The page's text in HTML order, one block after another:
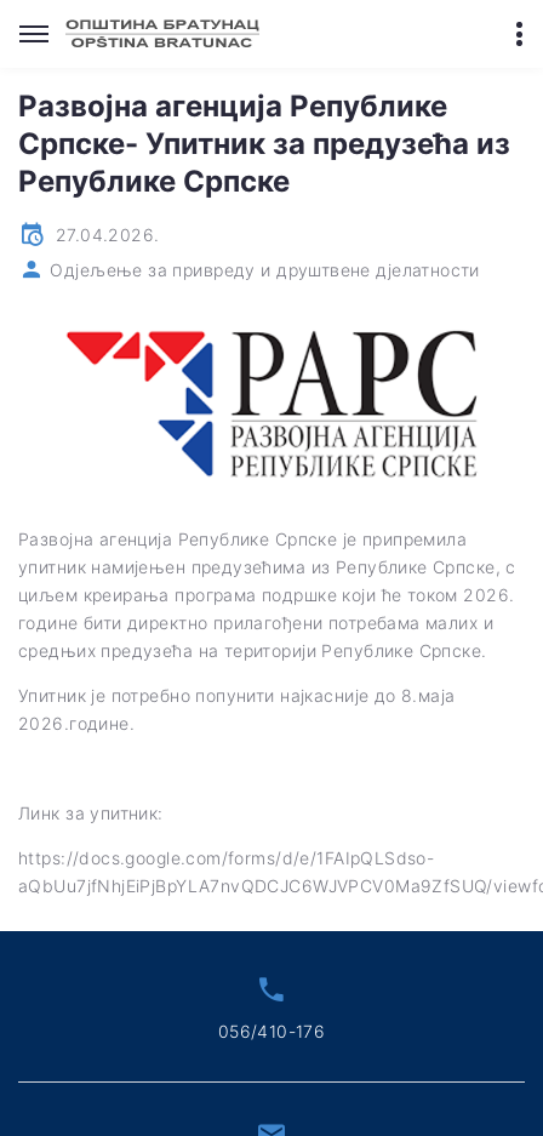
Развојна агенција Републике
Српске- Упитник за предузећа из
Републике Српске
27.04.2026.
Одјељење за привреду и друштвене дјелатности
Развојна агенција Републике Српске је припремила
упитник намијењен предузећима из Републике Српске, с
циљем креирања програма подршке који ће током 2026.
године бити директно прилагођени потребама малих и
средњих предузећа на територији Републике Српске.
Упитник је потребно попунити најкасније до 8.маја
2026.године.
Линк за упитник:
https://docs.google.com/forms/d/e/1FAIpQLSdso-
aQbUu7jfNhjEiPjBpYLA7nvQDCJC6WJVPCV0Ma9ZfSUQ/
056/410-176